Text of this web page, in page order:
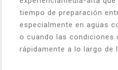
tiempo de preparación
especialmente en aguas
o cuando las condiciones
rápidamente a lo largo de